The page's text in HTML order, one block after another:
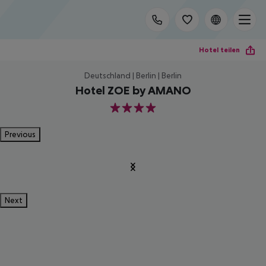
Hotel teilen
Deutschland | Berlin | Berlin
Hotel ZOE by AMANO
4
Previous
Next